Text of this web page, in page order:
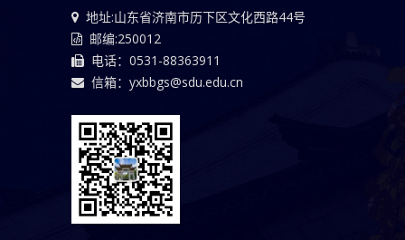
地址:山东省济南市历下区文化西路44号
邮编:250012
电话：0531-88363911
信箱：yxbbgs@sdu.edu.cn